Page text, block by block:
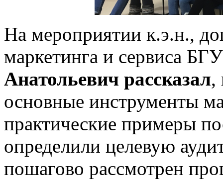
На мероприятии к.э.н.,
маркетинга и сервиса
Анатольевич рассказал,
основные инструменты
практические примеры
определили целевую
пошагово рассмотрен